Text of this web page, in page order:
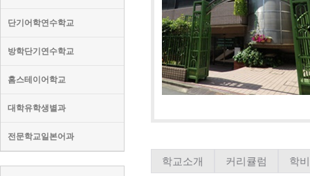
단기어학연수학교
방학단기연수학교
홈스테이어학교
대학유학생별과
전문학교일본어과
학교소개 커리큘럼 학